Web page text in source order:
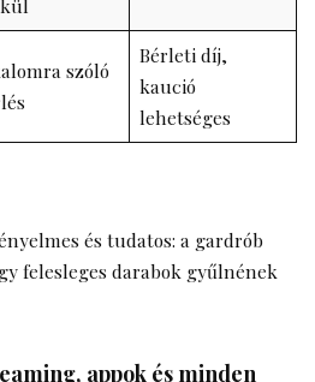
szóló
Bérleti díj,
kaució
lehetséges
és tudatos: a gardrób
felesleges darabok gyűlnének
appok és minden